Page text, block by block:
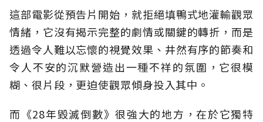
這部電影從預告片開始，就拒絕填鴨式地灌輸觀眾
情緒，它沒有揭示完整的劇情或關鍵的轉折，而是
透過令人難以忘懷的視覺效果、井然有序的節奏和
令人不安的沉默營造出一種不祥的氛圍，它很模
糊、很片段，更迫使觀眾傾身投入其中。
而《28年毀滅倒數》很強大的地方，在於它獨特